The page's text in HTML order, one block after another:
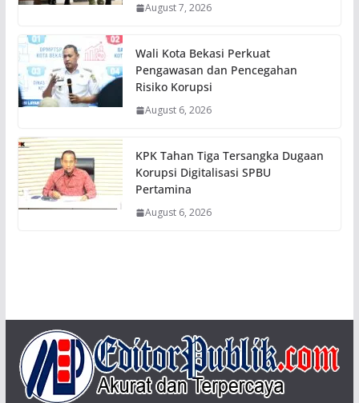
August 7, 2026
Wali Kota Bekasi Perkuat
Pengawasan dan Pencegahan
Risiko Korupsi
August 6, 2026
KPK Tahan Tiga Tersangka Dugaan
Korupsi Digitalisasi SPBU
Pertamina
August 6, 2026